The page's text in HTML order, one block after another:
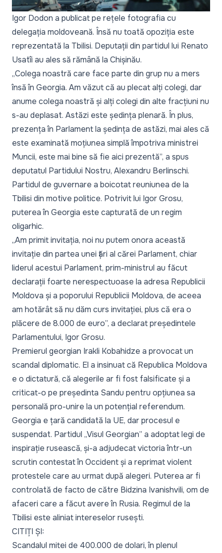
Igor Dodon a publicat pe rețele fotografia cu
delegația moldoveană. Însă nu toată opoziția este
reprezentată la Tbilisi. Deputații din partidul lui Renato
Usatîi au ales să rămână la Chișinău.
„Colega noastră care face parte din grup nu a mers
însă în Georgia. Am văzut că au plecat alți colegi, dar
anume colega noastră și alți colegi din alte fracțiuni nu
s-au deplasat. Astăzi este ședința plenară. În plus,
prezența în Parlament la ședința de astăzi, mai ales că
este examinată moțiunea simplă împotriva ministrei
Muncii, este mai bine să fie aici prezentă”, a spus
deputatul Partidului Nostru, Alexandru Berlinschi.
Partidul de guvernare a boicotat reuniunea de la
Tbilisi din motive politice. Potrivit lui Igor Grosu,
puterea în Georgia este capturată de un regim
oligarhic.
„Am primit invitația, noi nu putem onora această
invitație din partea unei țări al cărei Parlament, chiar
liderul acestui Parlament, prim-ministrul au făcut
declarații foarte nerespectuoase la adresa Republicii
Moldova și a poporului Republicii Moldova, de aceea
am hotărât să nu dăm curs invitației, plus că era o
plăcere de 8.000 de euro”, a declarat președintele
Parlamentului, Igor Grosu.
Premierul georgian Irakli Kobahidze a provocat un
scandal diplomatic. El a insinuat că Republica Moldova
e o dictatură, că alegerile ar fi fost falsificate și a
criticat-o pe președinta Sandu pentru opțiunea sa
personală pro-unire la un potențial referendum.
Georgia e țară candidată la UE, dar procesul e
suspendat. Partidul „Visul Georgian” a adoptat legi de
inspirație rusească, și-a adjudecat victoria într-un
scrutin contestat în Occident și a reprimat violent
protestele care au urmat după alegeri. Puterea ar fi
controlată de facto de către Bidzina Ivanishvili, om de
afaceri care a făcut avere în Rusia. Regimul de la
Tbilisi este aliniat intereselor rusești.
CITIȚI ȘI:
Scandalul mitei de 400.000 de dolari, în plenul